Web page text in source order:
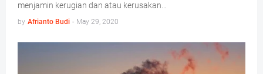
menjamin kerugian dan atau kerusakan…
by Afrianto Budi - May 29, 2020